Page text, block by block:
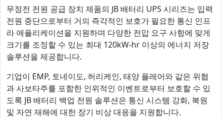
무정전 전원 공급 장치 제품의 JB 배터리 UPS 시리즈는 입력
전원 중단으로부터 거의 즉각적인 보호가 필요한 통신 인프
라 애플리케이션을 지원하며 다양한 전압 요구 사항에 맞게
크기를 조정할 수 있는 최대 120kW-hr 이상의 에너지 저장
솔루션을 제공합니다.
기업이 EMP, 토네이도, 허리케인, 태양 플레어와 같은 위협
과 사보타주를 포함한 인위적인 이벤트로부터 보호할 수 있
도록 JB 배터리 백업 전원 솔루션은 통신 시스템 강화, 복원
및 자연 재해에 대한 장기 비상 대응을 지원합니다.